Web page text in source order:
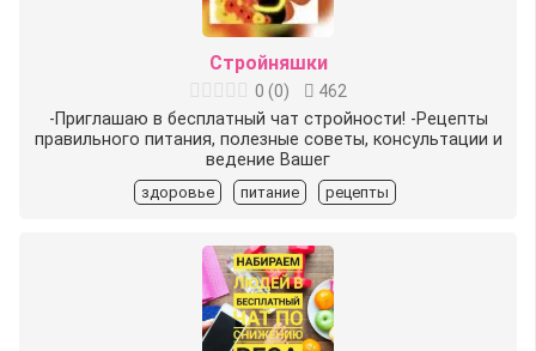
Стройняшки
0 (0)
462
-Приглашаю в бесплатный чат стройности! -Рецепты
правильного питания, полезные советы, консультации и
ведение Вашег
здоровье питание рецепты